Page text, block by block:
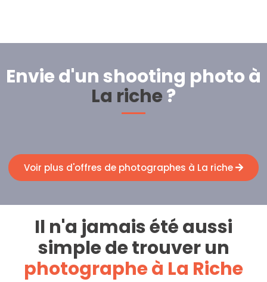
Envie d'un shooting photo à
La riche?
Voir plus d'offres de photographes à La riche
Il n'a jamais été aussi
simple de trouver un
photographe à La Riche